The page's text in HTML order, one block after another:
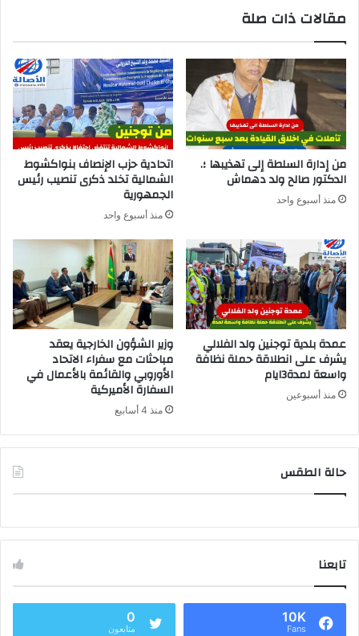
مقالات ذات صلة
من إدارة السلطة إلى تهذيبها ؛.
الدكتور صالح ولد دهماش
منذ أسبوع واحد
اتحادية حزب الإنصاف بنواكشوط
الشمالية تخلد ذكرى تنصيب رئيس
الجمهورية
منذ أسبوع واحد
عمدة بلدية توجنين ولد الفلالي
يشرف على انطلاقة حملة نظافة
واسعة لمدة3ايام
منذ أسبوعين
وزير الشؤون الخارجية يعقد
مباحثات مع سفراء الاتحاد
الأوروبي والقائمة بالأعمال في
السفارة الأميركية
منذ 4 أسابيع
حالة الطقس
تابعنا
10K
Fans
0
متابعون